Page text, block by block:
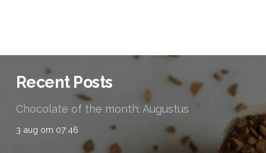
Recent Posts
Chocolate of the month: Augustus
3 aug om 07:46